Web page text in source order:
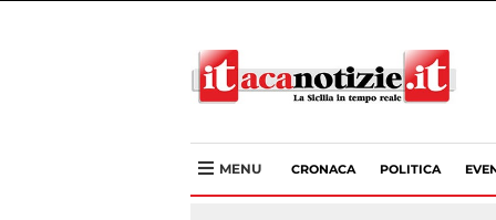
MENU CRONACA POLITICA